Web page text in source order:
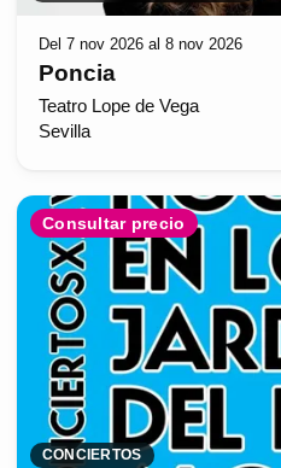
Del 7 nov 2026 al 8 nov 2026
Poncia
Teatro Lope de Vega
Sevilla
Consultar precio
CONCIERTOS